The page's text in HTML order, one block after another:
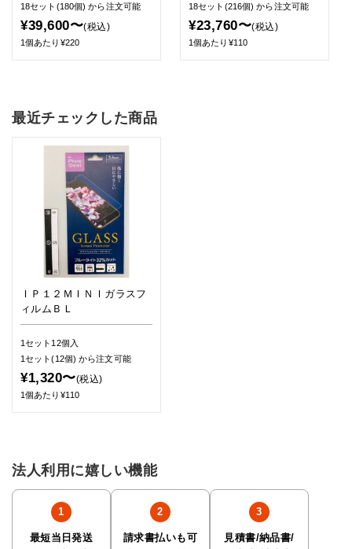
18セット(180個)から注文可能
¥39,600〜(税込)
1個あたり¥220
18セット(216個)から注文可能
¥23,760〜(税込)
1個あたり¥110
最近チェックした商品
ＩＰ１２ＭＩＮＩガラスフ
ィルムＢＬ
1セット12個入
1セット(12個)から注文可能
¥1,320〜(税込)
1個あたり¥110
法人利用に嬉しい機能
最短当日発送 請求書払いも可 見積書/納品書/